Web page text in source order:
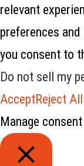
relevant
preferences
you consent to
Do not sell my
AcceptReject All
Manage consent